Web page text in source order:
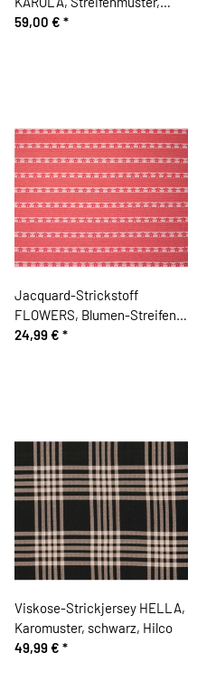
schwarz-fuchsia, Hilco
59,00 € *
Jacquard-Strickstoff
FLOWERS, Blumen-Streifen,
hellrot, Fibre Mood
24,99 € *
Viskose-Strickjersey HELLA,
Karomuster, schwarz, Hilco
49,99 € *